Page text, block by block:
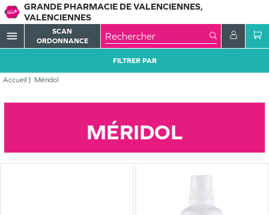
GRANDE PHARMACIE DE VALENCIENNES,
VALENCIENNES
menu
SCAN
ORDONNANCE
Accueil Méridol
FILTRER PAR
MÉRIDOL